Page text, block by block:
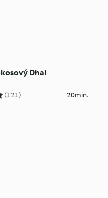
Dhal
(121) 20min.